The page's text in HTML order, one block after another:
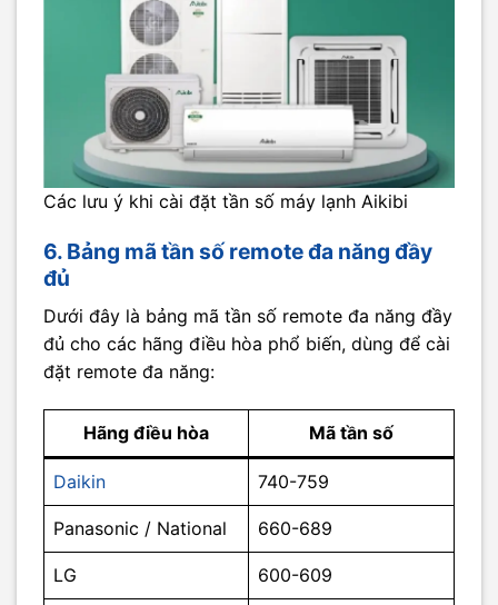
Các lưu ý khi cài đặt tần số máy lạnh Aikibi
6. Bảng mã tần số remote đa năng đầy
đủ
Dưới đây là bảng mã tần số remote đa năng đầy
đủ cho các hãng điều hòa phổ biến, dùng để cài
đặt remote đa năng:
Hãng điều hòa Mã tần số
Daikin 740-759
Panasonic / National 660-689
LG 600-609